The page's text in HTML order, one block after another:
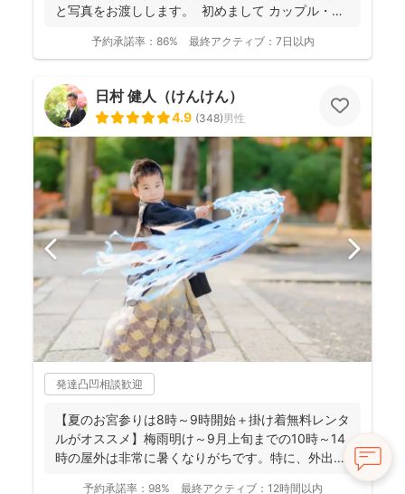
と写真をお渡しします。 初めまして カップル・
予約承諾率： 86% 最終アクティブ： 7日以内
日村 健人（けんけん）
4.9 (348)男性
発達凸凹相談歓迎
【夏のお宮参りは8時～9時開始＋掛け着無料レンタ
ルがオススメ】梅雨明け～9月上旬までの10時～14
時の屋外は非常に暑くなりがちです。特に、外出に
予約承諾率： 98% 最終アクティブ： 12時間以内